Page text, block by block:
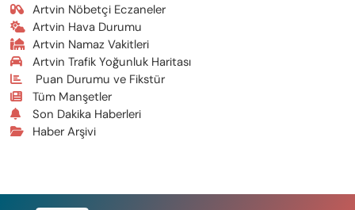
Artvin Nöbetçi Eczaneler
Artvin Hava Durumu
Artvin Namaz Vakitleri
Artvin Trafik Yoğunluk Haritası
Puan Durumu ve Fikstür
Tüm Manşetler
Son Dakika Haberleri
Haber Arşivi